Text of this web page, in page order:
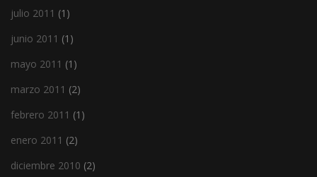
julio 2011 (1)
junio 2011 (1)
mayo 2011 (1)
marzo 2011 (2)
febrero 2011 (1)
enero 2011 (2)
diciembre 2010 (2)